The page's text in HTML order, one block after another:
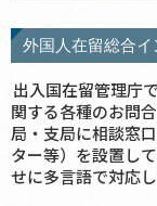
外国人在留総合
出入国在留管理庁
関する各種のお問
局・支局に相談窓
ター等）を設置し
せに多言語で対応し